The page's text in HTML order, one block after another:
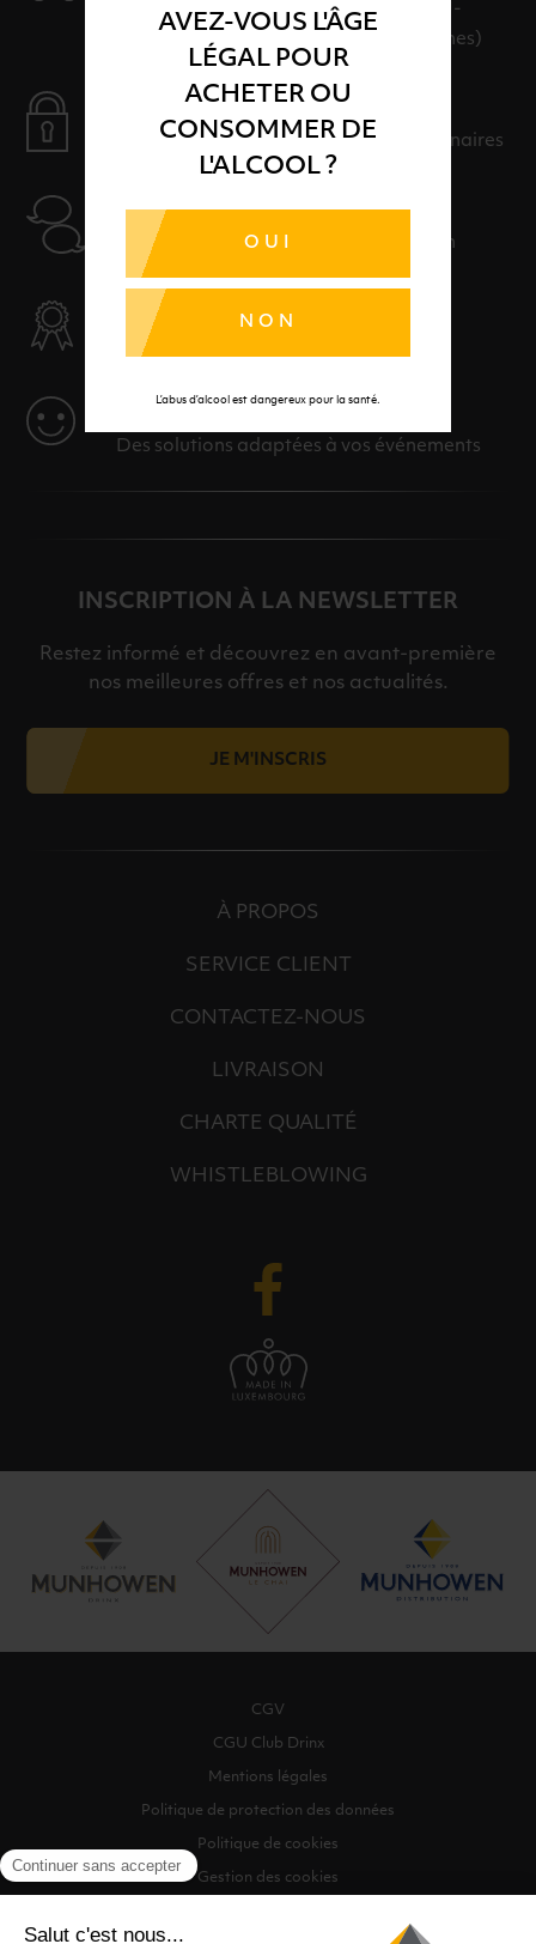
AVEZ-VOUS L'ÂGE
LÉGAL POUR
ACHETER OU
CONSOMMER DE
L'ALCOOL ?
OUI
NON
L’abus d’alcool est dangereux pour la santé.
LIVRAISON EN 24H ET GRATUITE AU-
DELÀ DE 100€ D'ACHAT (hors consignes)
PAIEMENT SÉCURISÉ
Payer en toute sérénité avec nos partenaires
AIDE
Nos conseillers sont à votre disposition
SÉLECTION & QUALITÉ
Des produits sélectionnés avec soins
Des solutions adaptées à vos événements
INSCRIPTION À LA NEWSLETTER
Restez informé et découvrez en avant-première
nos meilleures offres et nos actualités.
JE M'INSCRIS
À PROPOS
SERVICE CLIENT
CONTACTEZ-NOUS
LIVRAISON
CHARTE QUALITÉ
WHISTLEBLOWING
CGV
CGU Club Drinx
Mentions légales
Politique de protection des données
Politique de cookies
Gestion des cookies